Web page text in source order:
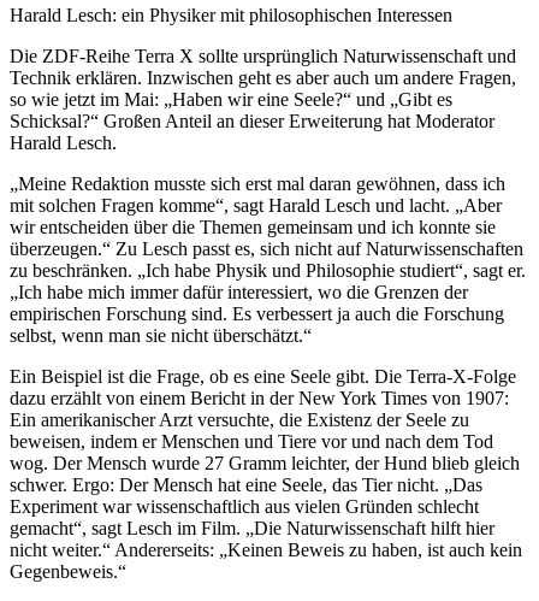
Caption
Harald Lesch: ein Physiker mit philosophischen Interessen
Die ZDF-Reihe Terra X sollte ursprünglich Naturwissenschaft und
Technik erklären. Inzwischen geht es aber auch um andere Fragen,
so wie jetzt im Mai: „Haben wir eine Seele?“ und „Gibt es
Schicksal?“ Großen Anteil an dieser Erweiterung hat Moderator
Harald Lesch.
„Meine Redaktion musste sich erst mal daran gewöhnen, dass ich
mit solchen Fragen komme“, sagt Harald Lesch und lacht. „Aber
wir entscheiden über die Themen gemeinsam und ich konnte sie
überzeugen.“ Zu Lesch passt es, sich nicht auf Naturwissenschaften
zu beschränken. „Ich habe Physik und Philosophie studiert“, sagt er.
„Ich habe mich immer dafür interessiert, wo die Grenzen der
empirischen Forschung sind. Es verbessert ja auch die Forschung
selbst, wenn man sie nicht überschätzt.“
Ein Beispiel ist die Frage, ob es eine Seele gibt. Die Terra-X-Folge
dazu erzählt von einem Bericht in der New York Times von 1907:
Ein amerikanischer Arzt versuchte, die Existenz der Seele zu
beweisen, indem er Menschen und Tiere vor und nach dem Tod
wog. Der Mensch wurde 27 Gramm leichter, der Hund blieb gleich
schwer. Ergo: Der Mensch hat eine Seele, das Tier nicht. „Das
Experiment war wissenschaftlich aus vielen Gründen schlecht
gemacht“, sagt Lesch im Film. „Die Naturwissenschaft hilft hier
nicht weiter.“ Andererseits: „Keinen Beweis zu haben, ist auch kein
Gegenbeweis.“